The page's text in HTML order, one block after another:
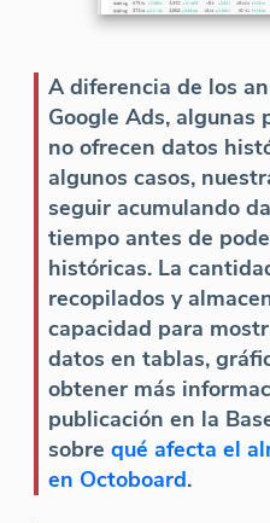
A diferencia de los
Google Ads, algunas
no ofrecen datos
algunos casos,
seguir acumulando
tiempo antes de
históricas. La
recopilados y
capacidad para
datos en tablas,
obtener más
publicación en la
sobre qué afecta el
en Octoboard.